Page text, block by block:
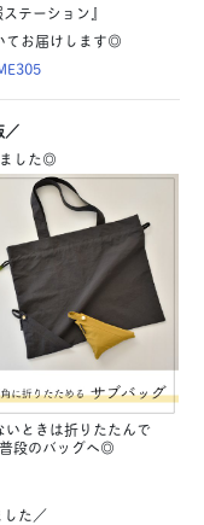
テーション』
てお届けします◎
／
した◎
いときは折りたたんで
普段のバッグへ◎
た／